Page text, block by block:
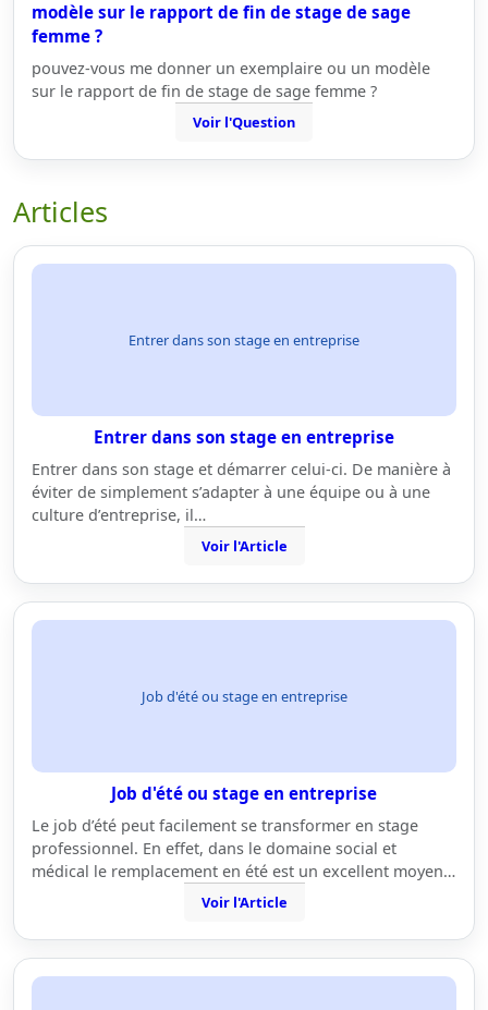
modèle sur le rapport de fin de stage de sage
femme ?
pouvez-vous me donner un exemplaire ou un modèle
sur le rapport de fin de stage de sage femme ?
Voir l'Question
Articles
Entrer dans son stage en entreprise
Entrer dans son stage en entreprise
Entrer dans son stage et démarrer celui-ci. De manière à
éviter de simplement s’adapter à une équipe ou à une
culture d’entreprise, il…
Voir l'Article
Job d'été ou stage en entreprise
Job d'été ou stage en entreprise
Le job d’été peut facilement se transformer en stage
professionnel. En effet, dans le domaine social et
médical le remplacement en été est un excellent moyen…
Voir l'Article